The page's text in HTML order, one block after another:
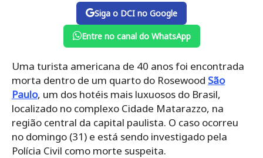
Siga o DCI no Google
Entre no canal do WhatsApp
Uma turista americana de 40 anos foi encontrada
morta dentro de um quarto do Rosewood São
Paulo, um dos hotéis mais luxuosos do Brasil,
localizado no complexo Cidade Matarazzo, na
região central da capital paulista. O caso ocorreu
no domingo (31) e está sendo investigado pela
Polícia Civil como morte suspeita.